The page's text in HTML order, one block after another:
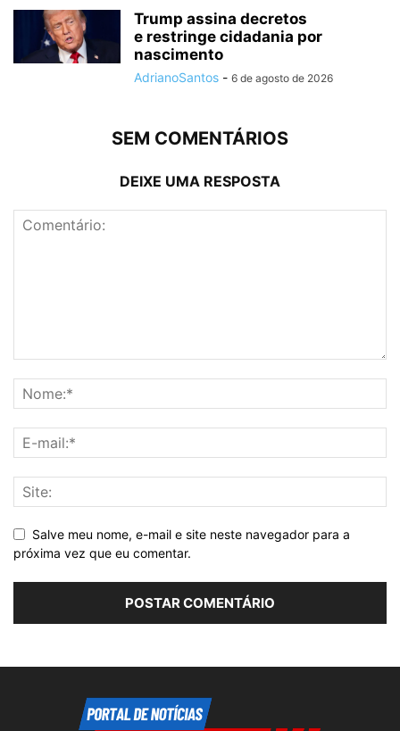
Trump assina decretos
e restringe cidadania por
nascimento
AdrianoSantos - 6 de agosto de 2026
SEM COMENTÁRIOS
DEIXE UMA RESPOSTA
Salve meu nome, e-mail e site neste navegador para a
próxima vez que eu comentar.